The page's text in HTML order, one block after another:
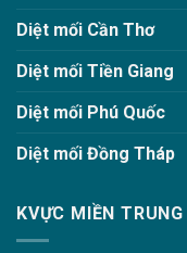
Diệt mối Cần Thơ
Diệt mối Tiền Giang
Diệt mối Phú Quốc
Diệt mối Đồng Tháp
KVỰC MIỀN